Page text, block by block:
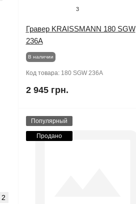
2
3
Гравер KRAISSMANN 180 SGW
236А
В наличии
Код товара: 180 SGW 236A
2 945 грн.
Популярный
Продано